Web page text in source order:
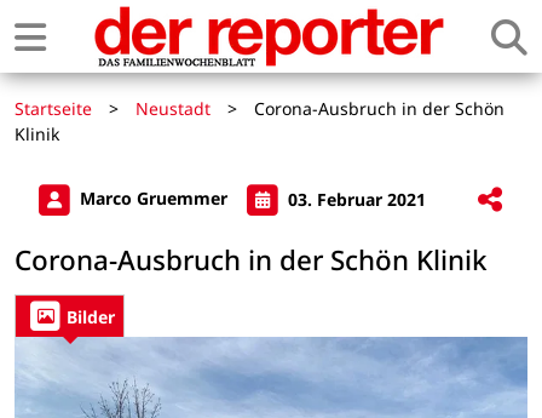
Startseite > Neustadt >
Corona-Ausbruch in der Schön
Klinik
Marco Gruemmer 03. Februar 2021
Corona-Ausbruch in der Schön Klinik
Bilder